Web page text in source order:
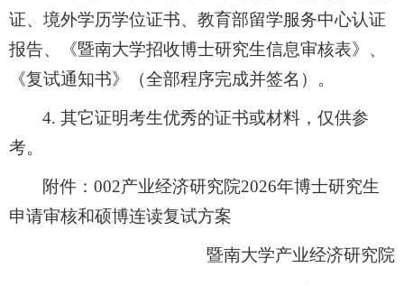
证、境外学历学位证书、教育部留学服务中心认证
报告、《暨南大学招收博士研究生信息审核表》、
《复试通知书》（全部程序完成并签名）。
4. 其它证明考生优秀的证书或材料，仅供参
考。
附件： 002产业经济研究院2026年博士研究生
申请审核和硕博连读复试方案
暨南大学产业经济研究院